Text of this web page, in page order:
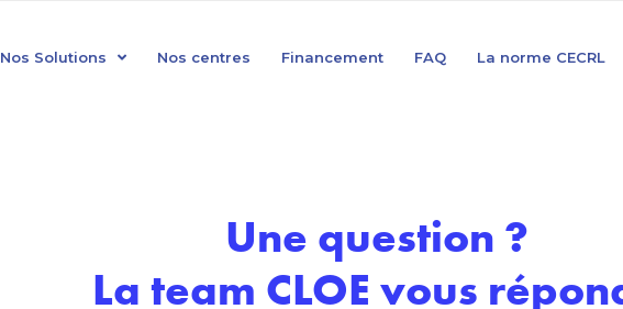
Nos Solutions Nos centres Financement FAQ La norme CECRL
Une question ?
La team CLOE vous